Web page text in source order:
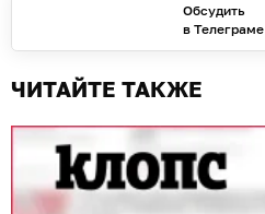
Обсудить
в Телеграме
ЧИТАЙТЕ ТАКЖЕ